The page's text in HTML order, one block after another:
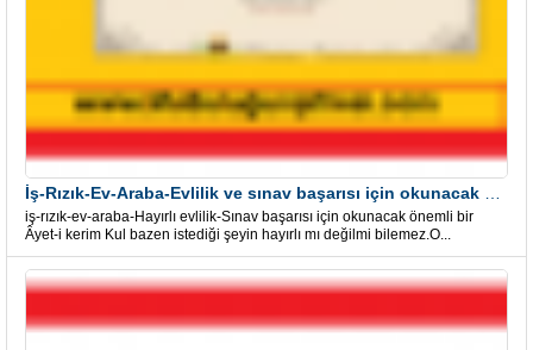
iş-rızık-ev-araba-Hayırlı evlilik-Sınav başarısı için okunacak önemli bir
Âyet-i kerim Kul bazen istediği şeyin hayırlı mı değilmi bilemez.O...